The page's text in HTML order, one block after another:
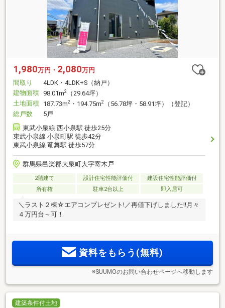
1,980万円・ 2,080万円
間取り
4LDK・4LDK+S（納戸）
建物面積 98.01m2
（29.64坪）
土地面積 187.73m2 ・194.75m2
（56.78坪・58.91坪）（登記）
総戸数
5戸
東武小泉線 西小泉駅 徒歩25分
東武小泉線 小泉町駅 徒歩42分
東武小泉線 竜舞駅 徒歩57分
群馬県邑楽郡大泉町大字寄木戸
2階建て 設計住宅性能評価付
建設住宅性能評価付
所有権
駐車2台以上 即入居可
＼ラスト２棟☆エアコンプレゼント!／再値下げしました!!月々
４万円台～可！
資料をもらう(無料)
※SUUMOのお問い合わせページへ移動します
建築条件付土地